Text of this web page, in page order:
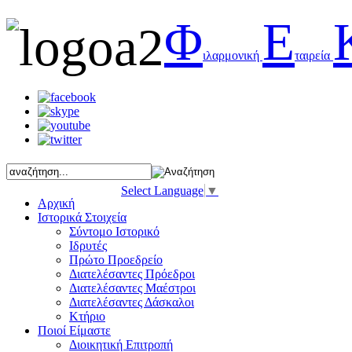
Φιλαρμονική Εταιρεία
Select Language ▼
Αρχική
Ιστορικά Στοιχεία
Σύντομο Ιστορικό
Ιδρυτές
Πρώτο Προεδρείο
Διατελέσαντες Πρόεδροι
Διατελέσαντες Μαέστροι
Διατελέσαντες Δάσκαλοι
Κτήριο
Ποιοί Είμαστε
Διοικητική Επιτροπή